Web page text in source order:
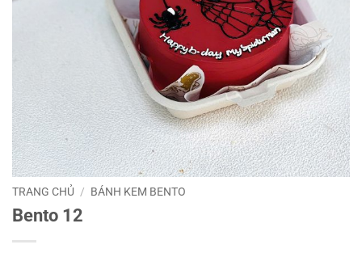
TRANG CHỦ / BÁNH KEM BENTO
Bento 12